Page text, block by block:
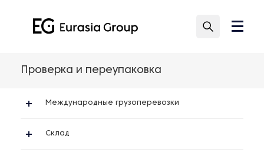
Проверка и переупаковка
Международные грузоперевозки
Склад